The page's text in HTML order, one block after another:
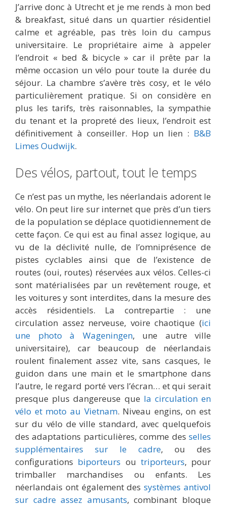
J’arrive donc à Utrecht et je me rends à mon bed
& breakfast, situé dans un quartier résidentiel
calme et agréable, pas très loin du campus
universitaire. Le propriétaire aime à appeler
l’endroit « bed & bicycle » car il prête par la
même occasion un vélo pour toute la durée du
séjour. La chambre s’avère très cosy, et le vélo
particulièrement pratique. Si on considère en
plus les tarifs, très raisonnables, la sympathie
du tenant et la propreté des lieux, l’endroit est
définitivement à conseiller. Hop un lien : B&B
Limes Oudwijk.
Des vélos, partout, tout le temps
Ce n’est pas un mythe, les néerlandais adorent le
vélo. On peut lire sur internet que près d’un tiers
de la population se déplace quotidiennement de
cette façon. Ce qui est au final assez logique, au
vu de la déclivité nulle, de l’omniprésence de
pistes cyclables ainsi que de l’existence de
routes (oui, routes) réservées aux vélos. Celles-ci
sont matérialisées par un revêtement rouge, et
les voitures y sont interdites, dans la mesure des
accès résidentiels. La contrepartie : une
circulation assez nerveuse, voire chaotique (ici
une photo à Wageningen, une autre ville
universitaire), car beaucoup de néerlandais
roulent finalement assez vite, sans casques, le
guidon dans une main et le smartphone dans
l’autre, le regard porté vers l’écran… et qui serait
presque plus dangereuse que la circulation en
vélo et moto au Vietnam. Niveau engins, on est
sur du vélo de ville standard, avec quelquefois
des adaptations particulières, comme des selles
supplémentaires sur le cadre, ou des
configurations biporteurs ou triporteurs, pour
trimballer marchandises ou enfants. Les
néerlandais ont également dessystèmes antivol
sur cadre assez amusants, combinant bloque